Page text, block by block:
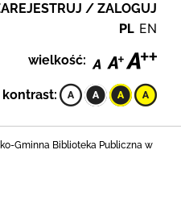
/ ZALOGUJ
PL EN
wielkość:
kontrast:
Gminna Biblioteka Publiczna w